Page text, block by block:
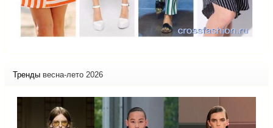
Тренды весна-лето 2026